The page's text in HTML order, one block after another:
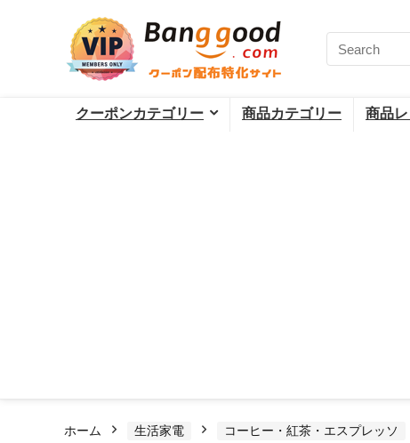
クーポンカテゴリー 商品カテゴリー 商品
ホーム 生活家電 コーヒー・紅茶・エスプレッソ